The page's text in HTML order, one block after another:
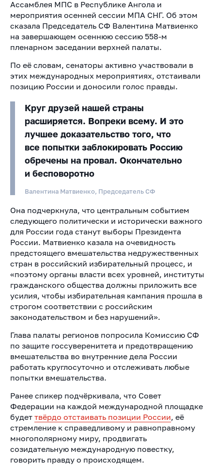
Ассамблея МПС в Республике Ангола и
мероприятия осенней сессии МПА СНГ. Об этом
сказала Председатель СФ Валентина Матвиенко
на завершающем осеннюю сессию 558-м
пленарном заседании верхней палаты.
По её словам, сенаторы активно участвовали в
этих международных мероприятиях, отстаивали
позицию России и доносили голос правды.
Круг друзей нашей страны
расширяется. Вопреки всему. И это
лучшее доказательство того, что
все попытки заблокировать Россию
обречены на провал. Окончательно
и бесповоротно
Валентина Матвиенко, Председатель СФ
Она подчеркнула, что центральным событием
следующего политически и исторически важного
для России года станут выборы Президента
России. Матвиенко казала на очевидность
предстоящего вмешательства недружественных
стран в российский избирательный процесс, и
«поэтому органы власти всех уровней, институты
гражданского общества должны приложить все
усилия, чтобы избирательная кампания прошла в
строгом соответствии с российским
законодательством и без нарушений».
Глава палаты регионов попросила Комиссию СФ
по защите госсуверенитета и предотвращению
вмешательства во внутренние дела России
работать круглосуточно и отслеживать любые
попытки вмешательства.
Ранее спикер подчёркивала, что Совет
Федерации на каждой международной площадке
будет твёрдо отстаивать позиции России, её
стремление к справедливому и равноправному
многополярному миру, продвигать
созидательную международную повестку,
говорить правду о происходящем.